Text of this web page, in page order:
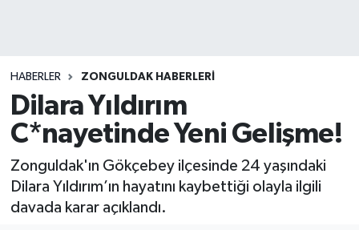
HABERLER ZONGULDAK HABERLERI
Dilara Yıldırım
C*nayetinde Yeni Gelişme!
Zonguldak'ın Gökçebey ilçesinde 24 yaşındaki
Dilara Yıldırım’ın hayatını kaybettiği olayla ilgili
davada karar açıklandı.
KİLİMLİ
BARTIN
BOLU
ÇAYCUMA
Tüm Manşetler
Son Dakika Haberleri
Haber Arşivi